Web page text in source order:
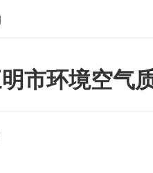
市环境空气